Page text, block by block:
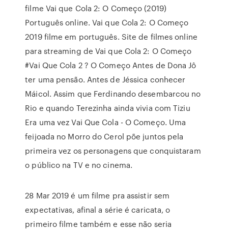
filme Vai que Cola 2: O Começo (2019)
Português online. Vai que Cola 2: O Começo
2019 filme em português. Site de filmes online
para streaming de Vai que Cola 2: O Começo
#Vai Que Cola 2 ? O Começo Antes de Dona Jô
ter uma pensão. Antes de Jéssica conhecer
Máicol. Assim que Ferdinando desembarcou no
Rio e quando Terezinha ainda vivia com Tiziu
Era uma vez Vai Que Cola - O Começo. Uma
feijoada no Morro do Cerol põe juntos pela
primeira vez os personagens que conquistaram
o público na TV e no cinema.
28 Mar 2019 é um filme pra assistir sem
expectativas, afinal a série é caricata, o
primeiro filme também e esse não seria